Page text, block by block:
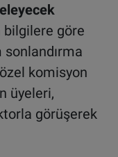
bilgilere göre
komisyon
üyeleri,
görüşerek